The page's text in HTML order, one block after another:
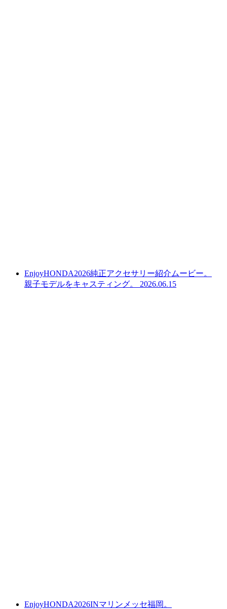
EnjoyHONDA2026純正アクセサリー紹介ムービー。
親子モデルをキャスティング。
2026.06.15
EnjoyHONDA2026INマリンメッセ福岡。